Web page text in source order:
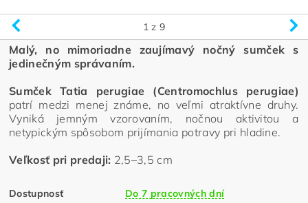
1 z 9
Malý, no mimoriadne zaujímavý nočný sumček s
jedinečným správaním.
Sumček Tatia perugiae (Centromochlus perugiae)
patrí medzi menej známe, no veľmi atraktívne druhy.
Vyniká jemným vzorovaním, nočnou aktivitou a
netypickým spôsobom prijímania potravy pri hladine.
Veľkosť pri predaji: 2,5–3,5 cm
Dostupnosť Do 7 pracovných dní